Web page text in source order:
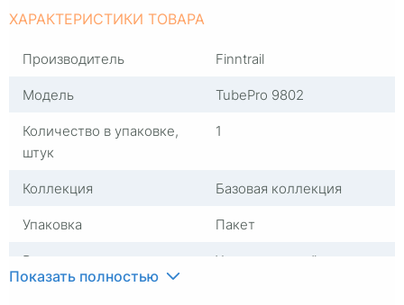
ХАРАКТЕРИСТИКИ ТОВАРА
Производитель
Finntrail
Модель
TubePro 9802
Количество в упаковке,
штук
1
Коллекция
Базовая коллекция
Упаковка
Пакет
Размер
Универсальный
Показать полностью